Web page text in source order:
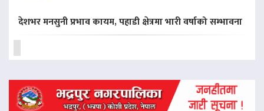
देशभर मनसुनी प्रभाव कायम, पहाडी क्षेत्रमा भारी वर्षाको सम्भावना